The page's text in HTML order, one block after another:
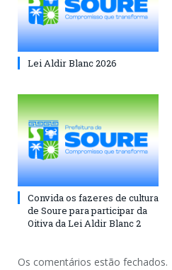
Lei Aldir Blanc 2026
Convida os fazeres de cultura
de Soure para participar da
Oitiva da Lei Aldir Blanc 2
Os comentários estão fechados.